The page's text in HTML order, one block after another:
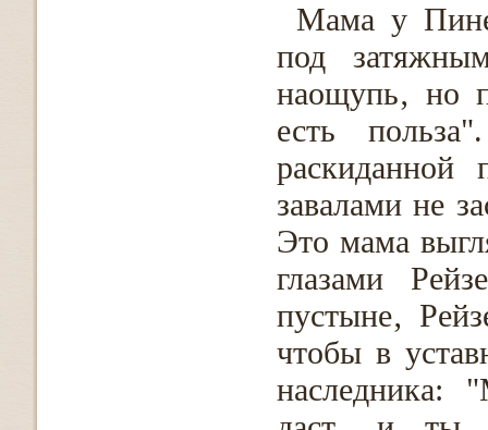
Мама у
под
наощупь‚ но
есть
завалами не
Это мама
глазами
пустыне‚
чтобы в
наследника: